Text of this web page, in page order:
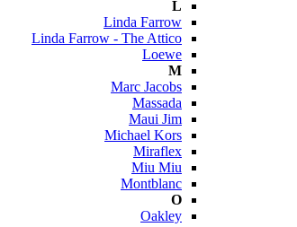
L
Linda Farrow
Linda Farrow - The Attico
Loewe
M
Marc Jacobs
Massada
Maui Jim
Michael Kors
Miraflex
Miu Miu
Montblanc
O
Oakley